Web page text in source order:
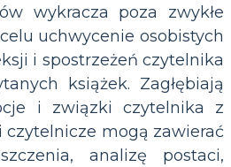
wykracza poza zwykłe
uchwycenie osobistych
i spostrzeżeń czytelnika
książek. Zagłębiają
i związki czytelnika z
mogą zawierać
analizę postaci,